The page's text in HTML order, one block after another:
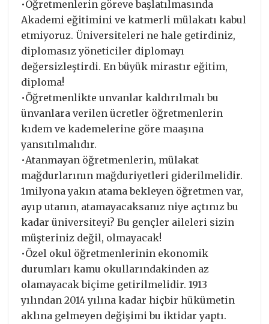
•Öğretmenlerin göreve başlatılmasında
Akademi eğitimini ve katmerli mülakatı kabul
etmiyoruz. Üniversiteleri ne hale getirdiniz,
diplomasız yöneticiler diplomayı
değersizleştirdi. En büyük mirastır eğitim,
diploma!
•Öğretmenlikte unvanlar kaldırılmalı bu
ünvanlara verilen ücretler öğretmenlerin
kıdem ve kademelerine göre maaşına
yansıtılmalıdır.
•Atanmayan öğretmenlerin, mülakat
mağdurlarının mağduriyetleri giderilmelidir.
1milyona yakın atama bekleyen öğretmen var,
ayıp utanın, atamayacaksanız niye açtınız bu
kadar üniversiteyi? Bu gençler aileleri sizin
müşteriniz değil, olmayacak!
•Özel okul öğretmenlerinin ekonomik
durumları kamu okullarındakinden az
olamayacak biçime getirilmelidir. 1913
yılından 2014 yılına kadar hiçbir hükümetin
aklına gelmeyen değişimi bu iktidar yaptı.